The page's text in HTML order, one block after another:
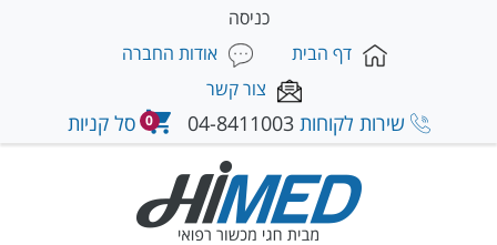
כניסה
דף הבית
אודות החברה
צור קשר
שירות לקוחות 04-8411003 סל קניות 0